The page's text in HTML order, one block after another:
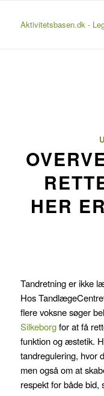
Aktivitetsbasen.dk -
HER
Tadalafil
er
det
aktive
stof
i
Cialis.
Det
Tandretning er ikke
Hos
flere voksne søger
Silkeborgfor at få
funktion og æstetik.
tandregulering, hvor
men også om at
respekt for både bid,